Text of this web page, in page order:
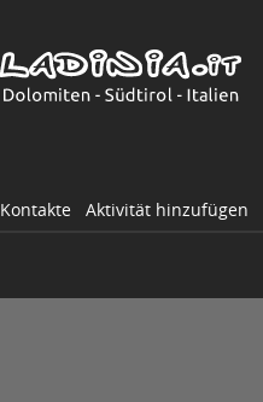
Kontakte Aktivität hinzufügen